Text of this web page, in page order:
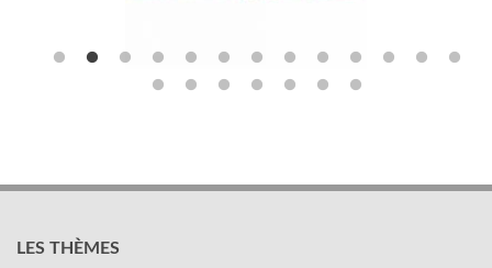
Activités sociales et culturelles
Organisation du travail